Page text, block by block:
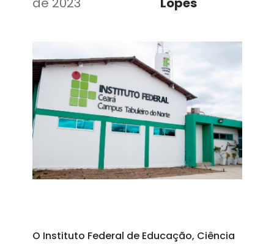
O Instituto Federal de Educação, Ciência